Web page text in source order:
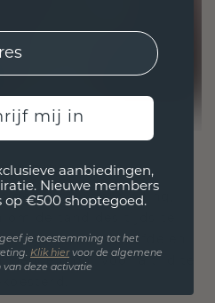
gericht op verbinding,
de tand des tijds te
symbool van liefde en
bedoeld om voor altijd te
mij in
aanbiedingen,
Nieuwe members
op €500 shoptegoed.
je toestemming tot het
Klik hiervoor de algemene
van deze activatie